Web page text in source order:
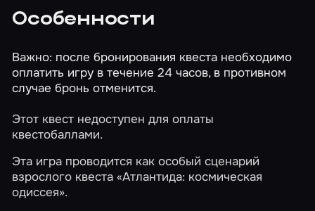
Особенности
Важно: после бронирования квеста необходимо
оплатить игру в течение 24 часов, в противном
случае бронь отменится.
Этот квест недоступен для оплаты
квестобаллами.
Эта игра проводится как особый сценарий
взрослого квеста«Атлантида: космическая
одиссея».